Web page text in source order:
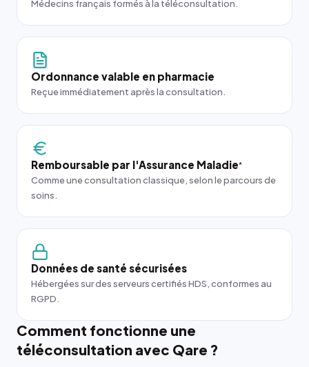
Médecins français formés à la téléconsultation.
Ordonnance valable en pharmacie
Reçue immédiatement après la consultation.
Remboursable par l'Assurance Maladie*
Comme une consultation classique, selon le parcours de
soins.
Données de santé sécurisées
Hébergées sur des serveurs certifiés HDS, conformes au
RGPD.
Comment fonctionne une
téléconsultation avec Qare ?